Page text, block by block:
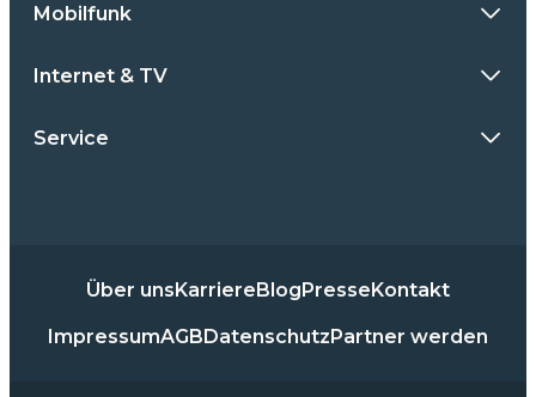
Mobilfunk
Internet & TV
Service
Über uns Karriere Blog Presse Kontakt
ImpressumAGB Datenschutz Partner werden